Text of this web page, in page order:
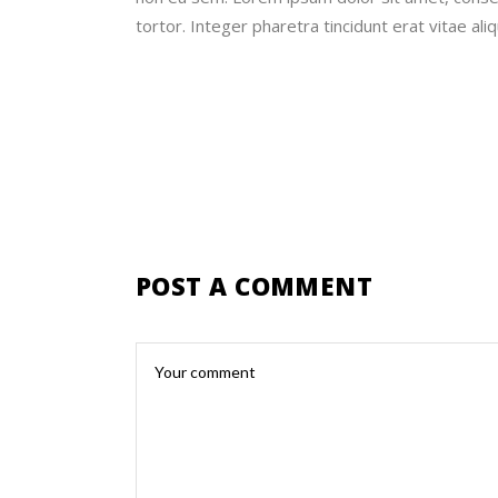
tortor. Integer pharetra tincidunt erat vitae
POST A COMMENT